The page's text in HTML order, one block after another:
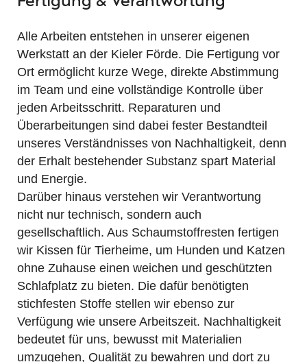
Alle Arbeiten entstehen in unserer eigenen
Werkstatt an der Kieler Förde. Die Fertigung vor
Ort ermöglicht kurze Wege, direkte Abstimmung
im Team und eine vollständige Kontrolle über
jeden Arbeitsschritt. Reparaturen und
Überarbeitungen sind dabei fester Bestandteil
unseres Verständnisses von Nachhaltigkeit, denn
der Erhalt bestehender Substanz spart Material
und Energie.
Darüber hinaus verstehen wir Verantwortung
nicht nur technisch, sondern auch
gesellschaftlich. Aus Schaumstoffresten fertigen
wir Kissen für Tierheime, um Hunden und Katzen
ohne Zuhause einen weichen und geschützten
Schlafplatz zu bieten. Die dafür benötigten
stichfesten Stoffe stellen wir ebenso zur
Verfügung wie unsere Arbeitszeit. Nachhaltigkeit
bedeutet für uns, bewusst mit Materialien
umzugehen, Qualität zu bewahren und dort zu